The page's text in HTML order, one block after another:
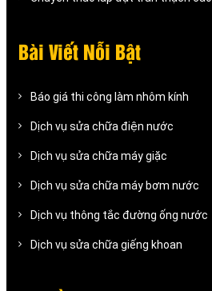
Bài Viết Nỗi Bật
Báo giá thi công làm nhôm kính
Dịch vụ sửa chữa điện nước
Dịch vụ sửa chữa máy giặc
Dịch vụ sửa chữa máy bơm nước
Dịch vụ thông tắc đường ống nước
Dịch vụ sửa chữa giếng khoan